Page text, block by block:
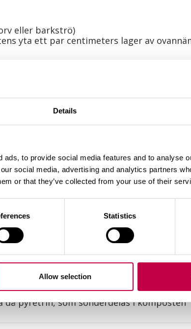
Details
ads, to provide social media features and to analyse
social media, advertising and analytics partners
or that they’ve collected from your use of their
Statistics
Allow selection
eller barkströ)
yta ett par centimeters lager av
inte heller illa
värmefasen är förbi
kompostaktivator
och tillsätt ordentligt med blandmedel
ägg, djupare ned i komposten.
med hett vatten
pyretrin, som sönderdelas i komposten